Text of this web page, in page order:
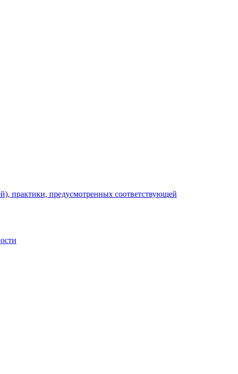
практики, предусмотренных соответствующей